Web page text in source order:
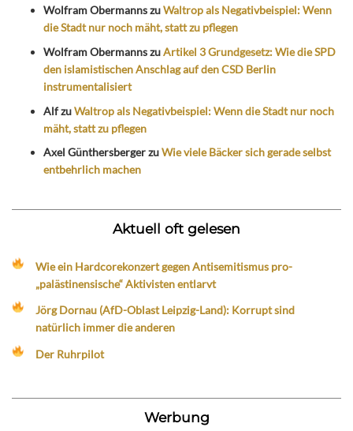
Wolfram ObermannszuWaltrop als Negativbeispiel: Wenn
die Stadt nur noch mäht, statt zu pflegen
Wolfram ObermannszuArtikel 3 Grundgesetz: Wie die SPD
den islamistischen Anschlag auf den CSD Berlin
instrumentalisiert
AlfzuWaltrop als Negativbeispiel: Wenn die Stadt nur noch
mäht, statt zu pflegen
Axel GünthersbergerzuWie viele Bäcker sich gerade selbst
entbehrlich machen
Aktuell oft gelesen
Wie ein Hardcorekonzert gegen Antisemitismus pro-
„palästinensische“ Aktivisten entlarvt
Jörg Dornau (AfD-Oblast Leipzig-Land): Korrupt sind
natürlich immer die anderen
Der Ruhrpilot
Werbung